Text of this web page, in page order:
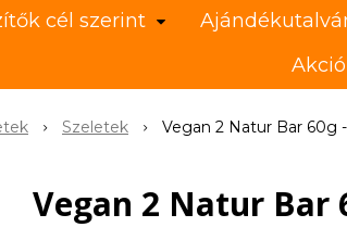
cél szerint
Szeletek Vegan 2 Natur Bar 60g
Vegan 2 Natur Bar